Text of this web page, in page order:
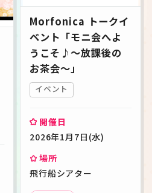
Morfonica トークイ
ベント「モニ会へよ
うこそ♪～放課後の
お茶会～」
イベント
開催日
2026年1月7日(水)
場所
飛行船シアター